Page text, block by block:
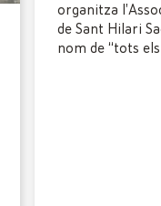
organitza
de Sant Hilari
nom de “tots